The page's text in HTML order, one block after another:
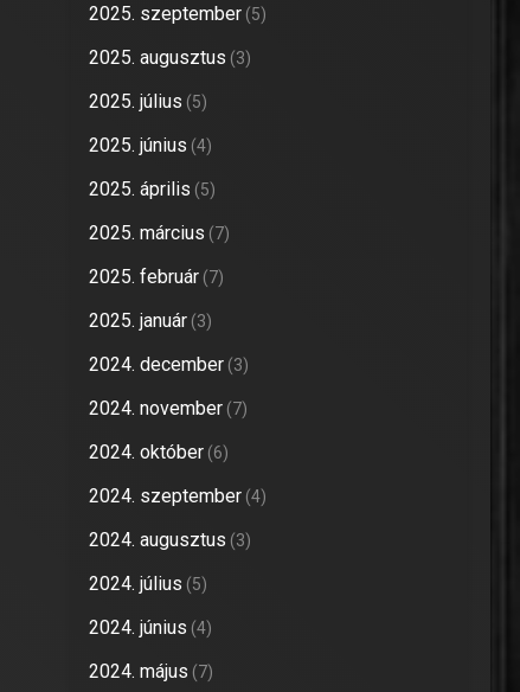
2025. szeptember(5)
2025. augusztus (3)
2025. július (5)
2025. június (4)
2025. április (5)
2025. március (7)
2025. február(7)
2025. január(3)
2024. december(3)
2024. november(7)
2024. október(6)
2024. szeptember(4)
2024. augusztus (3)
2024. július (5)
2024. június (4)
2024. május (7)